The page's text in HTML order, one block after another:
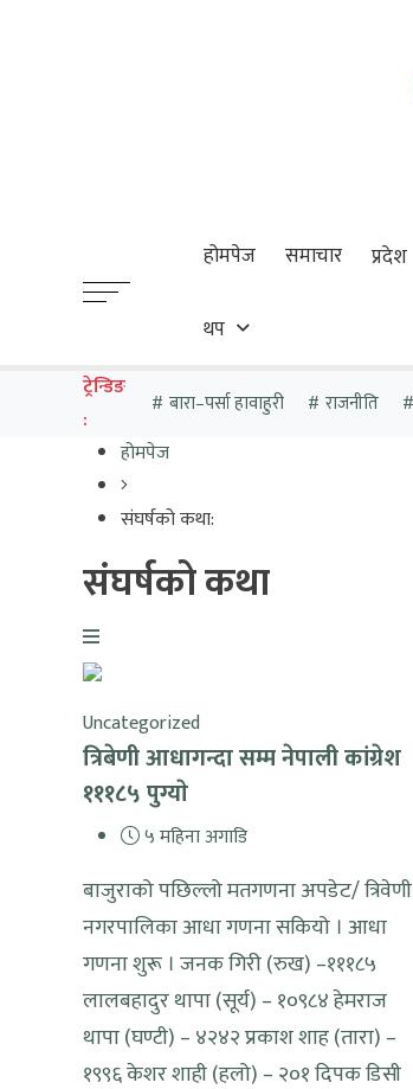
होमपेज समाचार प्रदेश
थप
ट्रेन्डिङ
:
बारा–पर्सा हावाहुरी राजनीति
होमपेज
संघर्षको कथा:
संघर्षको कथा
Uncategorized
त्रिबेणी आधागन्दा सम्म नेपाली कांग्रेश
१११८५ पुग्याे
५ महिना अगाडि
बाजुराको पछिल्लो मतगणना अपडेट/ त्रिवेणी
नगरपालिका आधा गणना सकियो । आधा
गणना शुरू । जनक गिरी (रुख) –१११८५
लालबहादुर थापा (सूर्य) – १०९८४ हेमराज
थापा (घण्टी) – ४२४२ प्रकाश शाह (तारा) –
१९९६ केशर शाही (हलो) – २०१ दिपक डिसी